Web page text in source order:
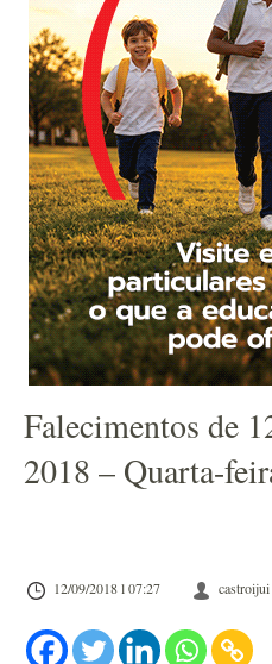
Falecimentos de
2018 – Quarta-
12/09/2018 l 07:27 castroijui